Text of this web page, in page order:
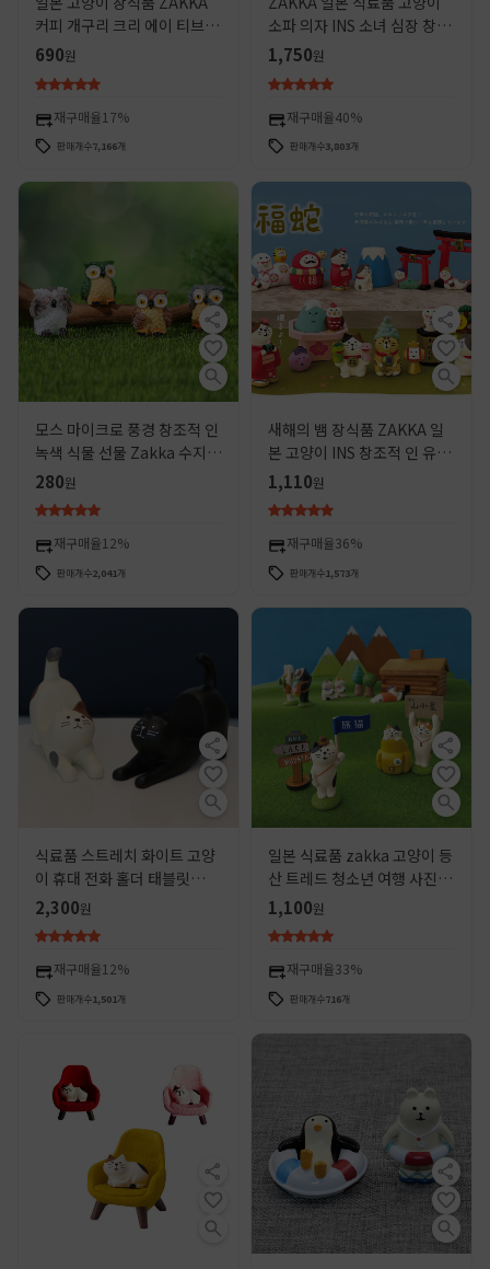
커피 개구리 크리 에이 티브 유
행 블라인드 박스 장면 장식
690원
재구매율 17%
판매개수7,166개
소파 의자 INS 소녀 심장 창조
적 인 미니언 장면 수지 인형
작은 장식품
1,750원
재구매율40%
판매개수3,803개
모스 마이크로 풍경 창조적 인
녹색 식물 선물 Zakka 수지
수줍은 올빼미 장식 장식품
280원
재구매율 12%
판매개수2,041개
새해의 뱀 장식품 ZAKKA 일
본 고양이 INS 창조적 인 유행
놀이 장식 선물 DIY 수지 공예
장식품
1,110원
재구매율36%
판매개수1,573개
식료품 스트레치 화이트 고양
이 휴대 전화 홀더 태블릿
ipad 휴대 전화 홀더 창조적
인 선물 수지 공예 작은 장식품
2,300원
재구매율12%
판매개수1,501개
일본 식료품 zakka 고양이 등
산 트레드 청소년 여행 사진 고
양이 자동차 액세서리 창조적
인 수지 공예 작은 장식품
1,100원
재구매율33%
판매개수716개